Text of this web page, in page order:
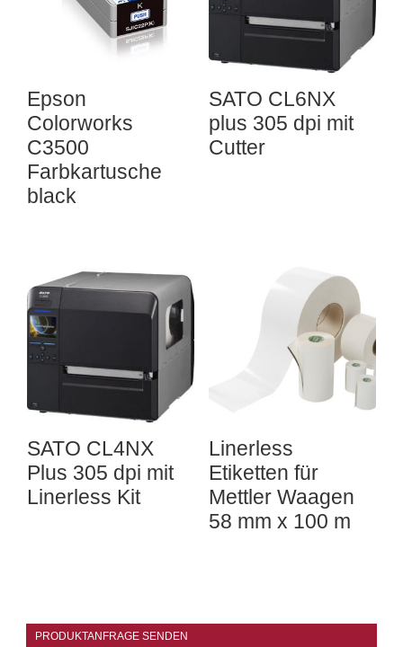
Epson
Colorworks
C3500
Farbkartusche
black
SATO CL6NX
plus 305 dpi mit
Cutter
SATO CL4NX
Plus 305 dpi mit
Linerless Kit
Linerless
Etiketten für
Mettler Waagen
58 mm x 100 m
PRODUKTANFRAGE SENDEN